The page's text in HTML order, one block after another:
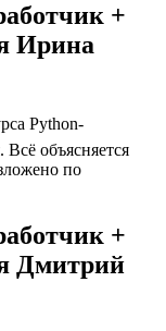
+
Ирина
Python-
объясняется
по
+
Дмитрий